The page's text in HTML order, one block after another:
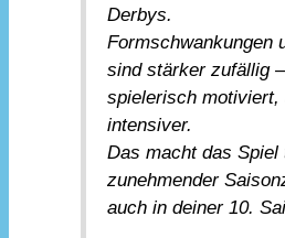
Derbys.
Formschwankungen
sind stärker zufällig
spielerisch motiviert,
intensiver.
Das macht das Spiel
zunehmender
auch in deiner 10.